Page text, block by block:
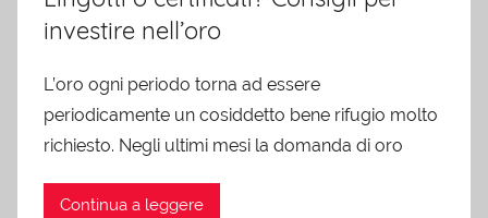
investire nell’oro
L’oro ogni periodo torna ad essere
periodicamente un cosiddetto bene rifugio molto
richiesto. Negli ultimi mesi la domanda di oro
Continua a leggere